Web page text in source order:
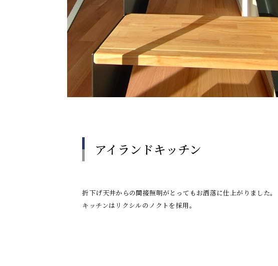
アイランドキッチン
折下げ天井からの間接照明がとってもお洒落に仕上がりました。
キッチンはリクシルのノクトを採用。